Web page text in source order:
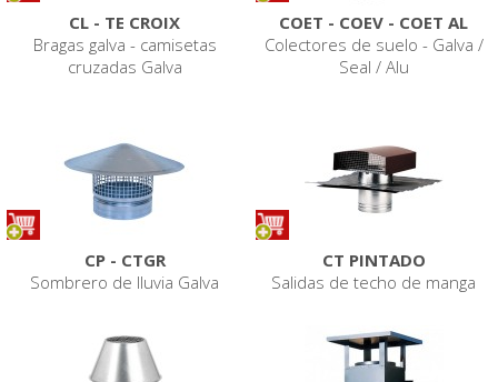
CL - TE CROIX
Bragas galva - camisetas
cruzadas Galva
COET - COEV - COET AL
Colectores de suelo - Galva /
Seal / Alu
CP - CTGR
Sombrero de lluvia Galva
CT PINTADO
Salidas de techo de manga